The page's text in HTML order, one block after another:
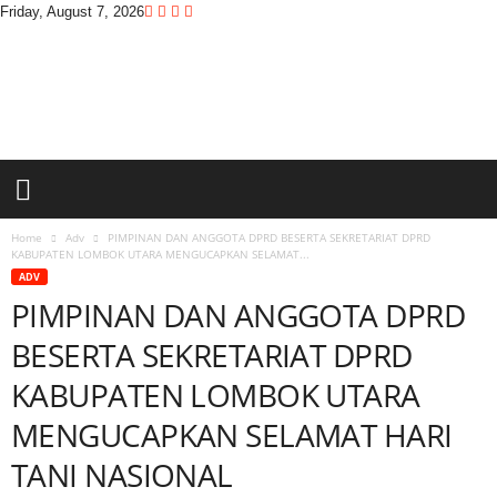
Friday, August 7, 2026
w
Home Adv
PIMPINAN DAN ANGGOTA DPRD BESERTA SEKRETARIAT DPRD
KABUPATEN LOMBOK UTARA MENGUCAPKAN SELAMAT...
ADV
PIMPINAN DAN ANGGOTA DPRD
BESERTA SEKRETARIAT DPRD
KABUPATEN LOMBOK UTARA
MENGUCAPKAN SELAMAT HARI
TANI NASIONAL